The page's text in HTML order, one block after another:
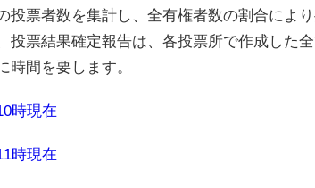
投票者数を集計し、全有権者数の割合によ
投票結果確定報告は、各投票所で作成した
時間を要します。
時現在
時現在